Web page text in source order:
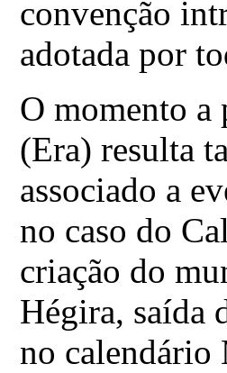
convenção
adotada por
O momento a
(Era) resulta
associado a
no caso do
criação do
Hégira, saída
no calendário